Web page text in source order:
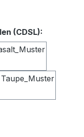
(CDSL):